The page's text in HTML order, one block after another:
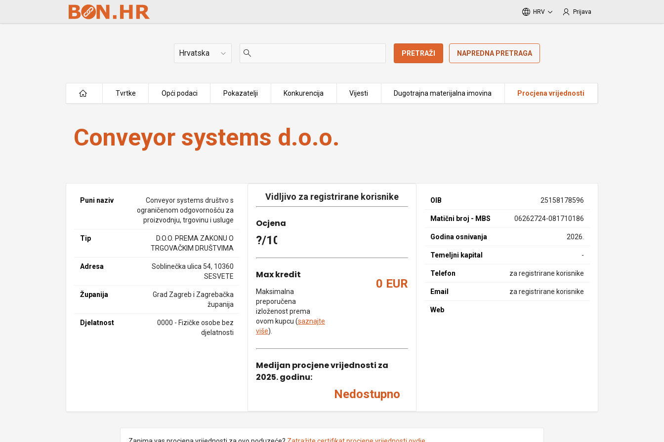
Skip to Main Content
HRV Prijava
Država PRETRAŽI NAPREDNA PRETRAGA
Tvrtke Opći podaci Pokazatelji Konkurencija Vijesti Dugotrajna materijalna imovina Procjena vrijednosti
Conveyor systems d.o.o.
Conveyor systems d.o.o.
Puni naziv
Conveyor systems društvo s
ograničenom odgovornošću za
proizvodnju, trgovinu i usluge
Tip
D.O.O. PREMA ZAKONU O
TRGOVAČKIM DRUŠTVIMA
Adresa
Soblinečka ulica 54, 10360
SESVETE
Županija
Grad Zagreb i Zagrebačka
županija
Djelatnost
0000 - Fizičke osobe bez
djelatnosti
Vidljivo za registrirane korisnike
Ocjena
?/10
Max kredit
Maksimalna
preporučena
izloženost prema
ovom kupcu (saznajte
više).
0 EUR
Medijan procjene vrijednosti za
2025. godinu:
Nedostupno
OIB 25158178596
Matični broj - MBS 06262724-081710186
Godina osnivanja 2026.
Temeljni kapital -
Telefon za registrirane korisnike
Email za registrirane korisnike
Web